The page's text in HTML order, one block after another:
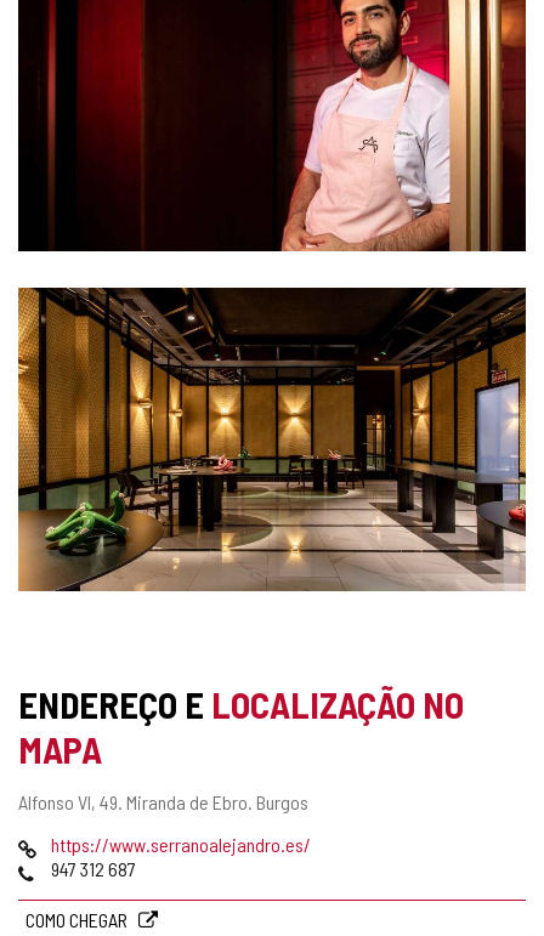
DE
IMAGENS
RESTAURANTE
5
GARFOS
ENDEREÇO E LOCALIZAÇÃO NO
MAPA
Endereço
Alfonso VI, 49. Miranda de Ebro. Burgos
Pagina
web
https://www.serranoalejandro.es/
Telefones
947 312 687
COMO CHEGAR